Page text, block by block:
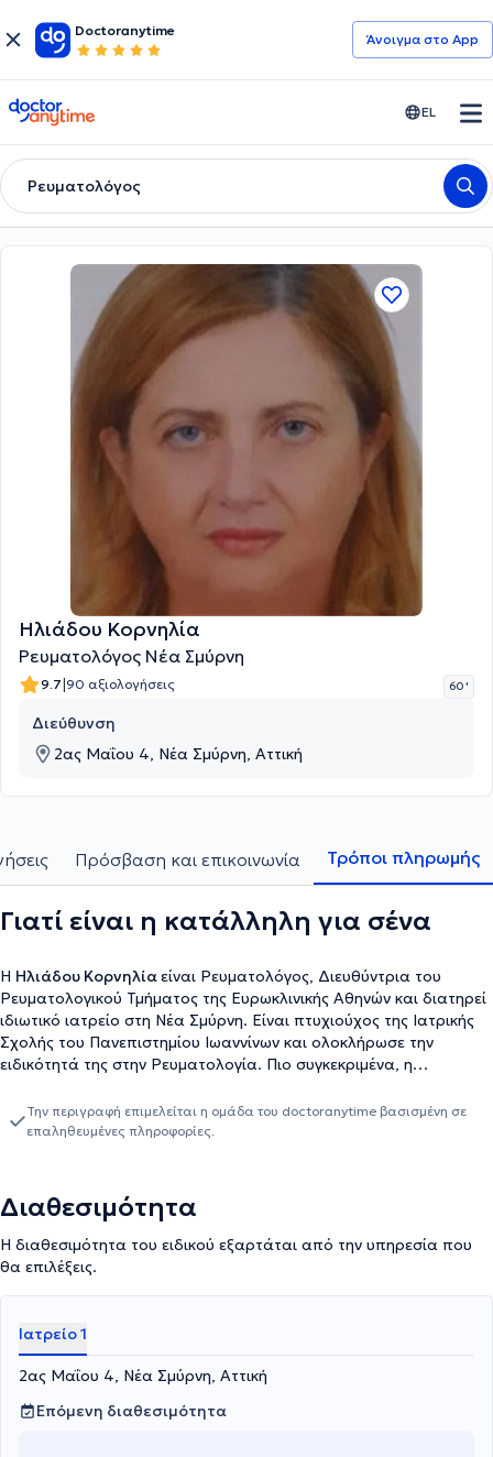
Doctoranytime
Άνοιγμα στο App
doctoranytime EL
Ρευματολόγος
Ηλιάδου Κορνηλία
Ρευματολόγος Νέα Σμύρνη
9.7|90 αξιολογήσεις 60 '
Διεύθυνση
2ας Μαΐου 4, Νέα Σμύρνη, Αττική
Πρόσβαση και επικοινωνία Τρόποι πληρωμής
Γιατί είναι η κατάλληλη για σένα
Η Ηλιάδου Κορνηλίαείναι Ρευματολόγος, Διευθύντρια του
Ρευματολογικού Τμήματος της Ευρωκλινικής Αθηνών και διατηρεί
ιδιωτικό ιατρείο στη Νέα Σμύρνη. Είναι πτυχιούχος της Ιατρικής
Σχολής του Πανεπιστημίου Ιωαννίνων και ολοκλήρωσε την
ειδικότητά της στην Ρευματολογία. Πιο συγκεκριμένα, η
Νοσοκομείου Νέας Ιωνίας "Η Αγία Όλγα" και συνεχίστηκε στο
Ρευματολογικό τμήμα του Γενικού Νοσοκομείου Αθηνών "Γ.
Μυοσκελετικού Συστήματος και Μεταβολισμού των Οστών του
Εθνικού και Καποδιστριακού Πανεπιστημίου Αθηνών, καθώς και
στην Παθοφυσιολογική κλινική του Γενικού Νοσοκομείου Αθηνών
"Λαϊκό". Επιπλέον, συνεργάστηκε με το Metropolitan Hospital, με
Επιπλέον, καταμετρά 72 ανακοινώσεις και εργασίες, καθώς και
104 συμμετοχές σε συνέδρια τα τελευταία 10 χρόνια. Τέλος, η
ιατρός είναι μέλος της Ελληνικής Ρευματολογικής Εταιρείας &
Μεταβολισμού των Οστών και της Εταιρείας Σπονδυλικής Στήλης.
Την περιγραφή επιμελείται η ομάδα του doctoranytime βασισμένη σε
επαληθευμένες πληροφορίες.
Διαθεσιμότητα
Η διαθεσιμότητα του ειδικού εξαρτάται από την υπηρεσία που
θα επιλέξεις.
Ιατρείο 1
2ας Μαΐου 4, Νέα Σμύρνη, Αττική
Επόμενη διαθεσιμότητα